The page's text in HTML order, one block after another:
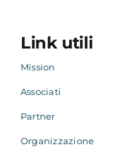
Link utili
Mission
Associati
Partner
Organizzazione